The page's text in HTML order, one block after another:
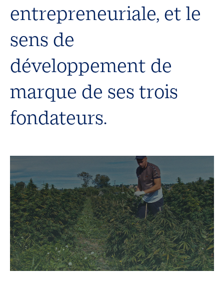
entrepreneuriale, et le
sens de
développement de
marque de ses trois
fondateurs.